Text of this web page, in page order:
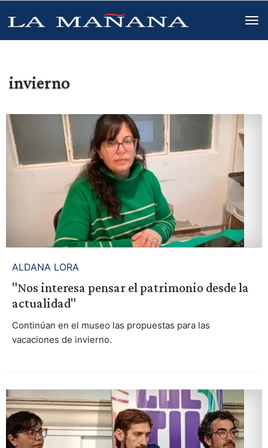
invierno
ALDANA LORA
"Nos interesa pensar el patrimonio desde la
actualidad"
Continúan en el museo las propuestas para las
vacaciones de invierno.